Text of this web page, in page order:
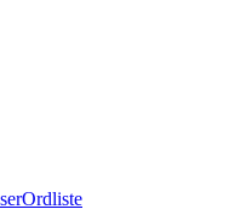
Ordliste